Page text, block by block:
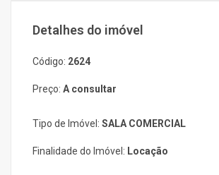
Detalhes do imóvel
Código: 2624
Preço: A consultar
Tipo de Imóvel: SALA COMERCIAL
Finalidade do Imóvel: Locação